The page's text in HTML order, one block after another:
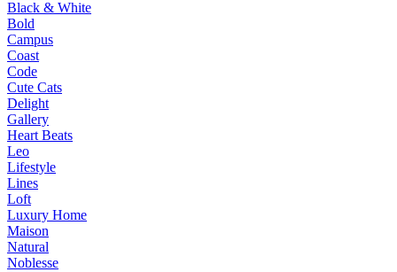
Black & White
Bold
Campus
Coast
Code
Cute Cats
Delight
Gallery
Heart Beats
Leo
Lifestyle
Lines
Loft
Luxury Home
Maison
Natural
Noblesse